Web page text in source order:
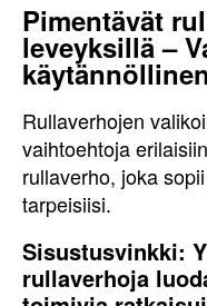
Pimentävät
leveyksillä –
Rullaverhojen
vaihtoehtoja
rullaverho, joka
tarpeisiisi.
Sisustusvinkki:
rullaverhoja